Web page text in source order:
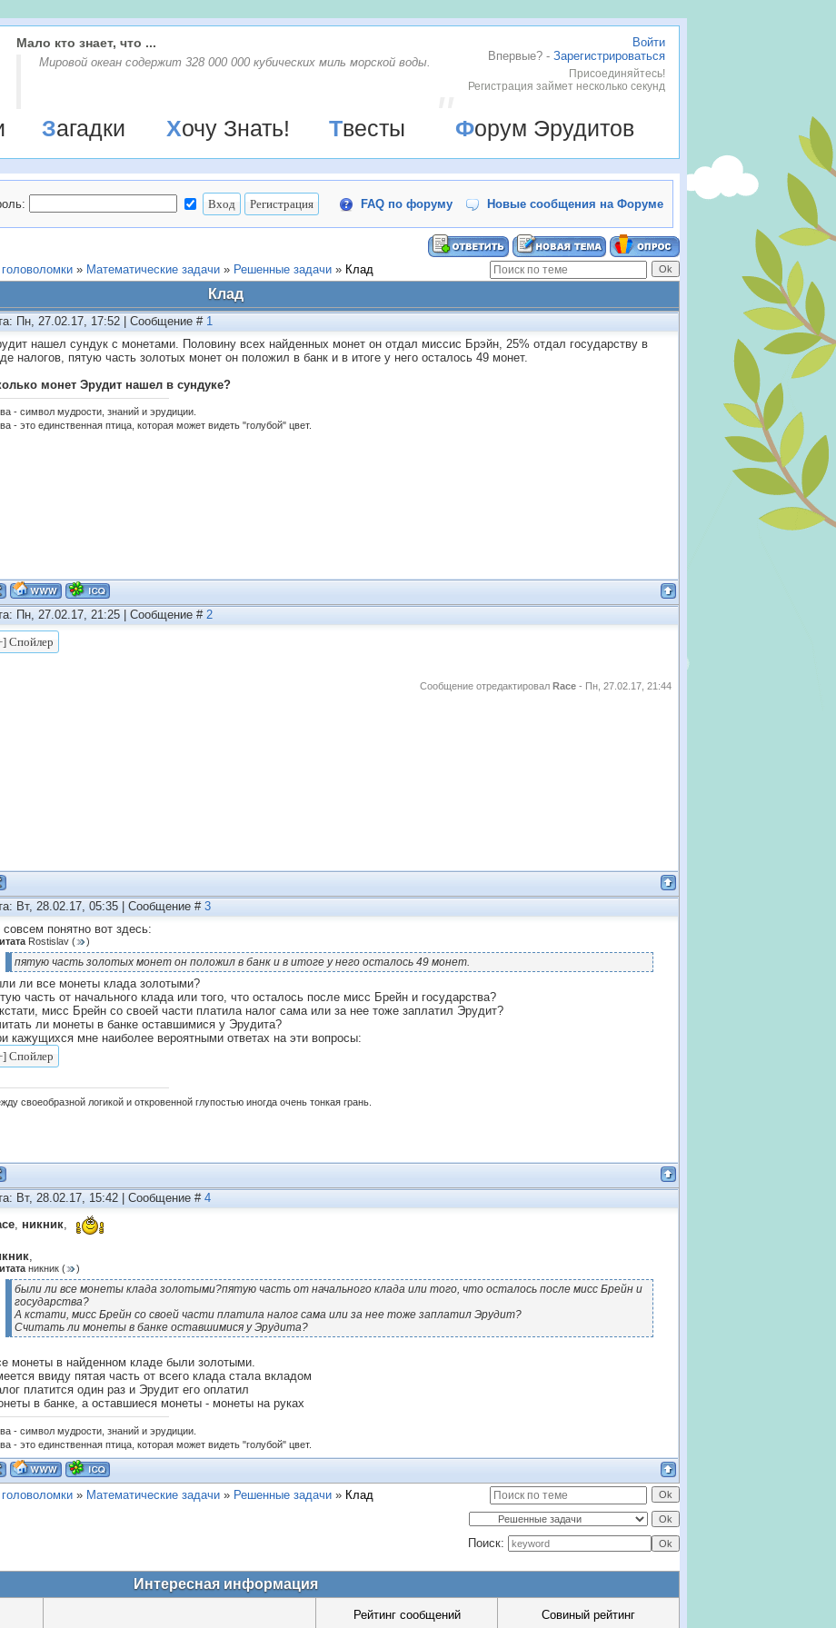
Войти
Впервые? - Зарегистрироваться
Присоединяйтесь!
Регистрация займет несколько секунд
Мало кто знает, что ...
Мировой океан содержит 328 000 000 кубических миль морской воды.
Загадки Хочу Знать! Твесты Форум Эрудитов
FAQ по форуму Новые сообщения на Форуме
» Математические задачи » Решенные задачи » Клад
Клад
Пн, 27.02.17, 17:52 | Сообщение # 1
нашел сундук с монетами. Половину всех найденных монет он отдал миссис Брэйн, 25% отдал государству в
налогов, пятую часть золотых монет он положил в банк и в итоге у него осталось 49 монет.
монет Эрудит нашел в сундуке?
- символ мудрости, знаний и эрудиции.
- это единственная птица, которая может видеть "голубой" цвет.
Пн, 27.02.17, 21:25 | Сообщение # 2
Сообщение отредактировал Race - Пн, 27.02.17, 21:44
Вт, 28.02.17, 05:35 | Сообщение # 3
совсем понятно вот здесь:
Rostislav ( )
пятую часть золотых монет он положил в банк и в итоге у него осталось 49 монет.
ли все монеты клада золотыми?
часть от начального клада или того, что осталось после мисс Брейн и государства?
мисс Брейн со своей части платила налог сама или за нее тоже заплатил Эрудит?
ли монеты в банке оставшимися у Эрудита?
кажущихся мне наиболее вероятными ответах на эти вопросы:
своеобразной логикой и откровенной глупостью иногда очень тонкая грань.
Вт, 28.02.17, 15:42 | Сообщение # 4
никник
,
никник ( )
были ли все монеты клада золотыми?пятую часть от начального клада или того, что осталось после мисс Брейн и
государства?
А кстати, мисс Брейн со своей части платила налог сама или за нее тоже заплатил Эрудит?
Считать ли монеты в банке оставшимися у Эрудита?
монеты в найденном кладе были золотыми.
ввиду пятая часть от всего клада стала вкладом
платится один раз и Эрудит его оплатил
в банке, а оставшиеся монеты - монеты на руках
- символ мудрости, знаний и эрудиции.
- это единственная птица, которая может видеть "голубой" цвет.
» Математические задачи » Решенные задачи » Клад
Поиск:
Интересная информация
Рейтинг сообщений Совиный рейтинг